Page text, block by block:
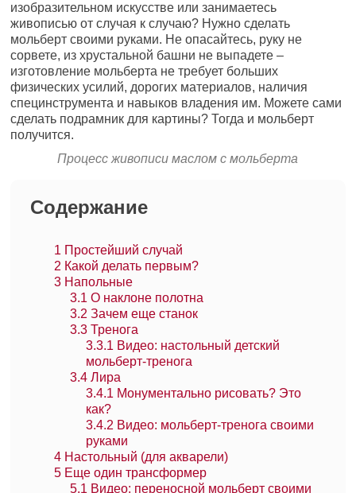
изобразительном искусстве или занимаетесь
живописью от случая к случаю? Нужно сделать
мольберт своими руками. Не опасайтесь, руку не
сорвете, из хрустальной башни не выпадете –
изготовление мольберта не требует больших
физических усилий, дорогих материалов, наличия
специнструмента и навыков владения им. Можете сами
сделать подрамник для картины? Тогда и мольберт
получится.
Процесс живописи маслом с мольберта
Содержание
1 Простейший случай
2 Какой делать первым?
3 Напольные
3.1 О наклоне полотна
3.2 Зачем еще станок
3.3 Тренога
3.3.1 Видео: настольный детский
мольберт-тренога
3.4 Лира
3.4.1 Монументально рисовать? Это
как?
3.4.2 Видео: мольберт-тренога своими
руками
4 Настольный (для акварели)
5 Еще один трансформер
5.1 Видео: переносной мольберт своими